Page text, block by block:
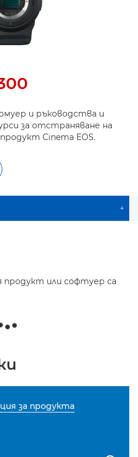
и ръководства и
за отстраняване на
Cinema EOS.
+
или софтуер са
за продукта